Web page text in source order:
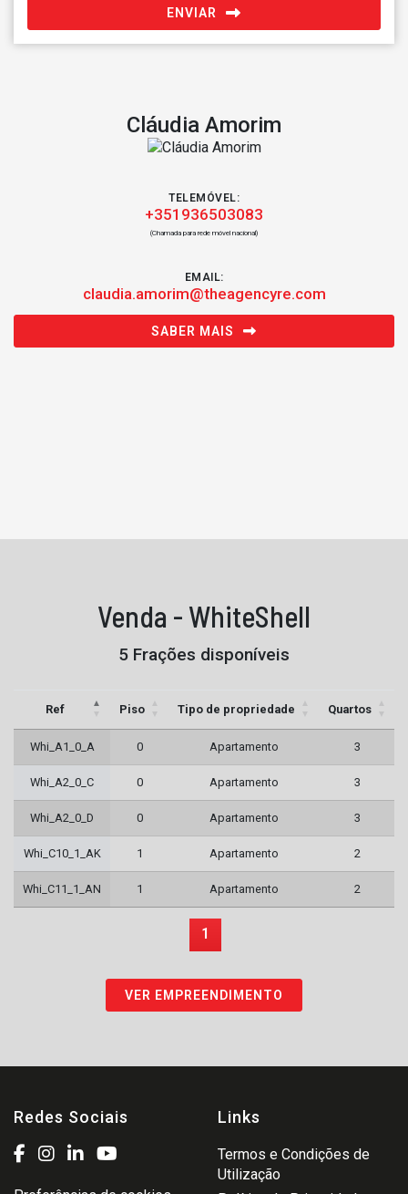
ENVIAR
Cláudia Amorim
TELEMÓVEL:
+351936503083
(Chamada para rede móvel nacional)
EMAIL:
claudia.amorim@theagencyre.com
SABER MAIS
Venda - WhiteShell
5 Frações disponíveis
Ref Piso Tipo de propriedade Quartos
Whi_A1_0_A 0 Apartamento 3
Whi_A2_0_C 0 Apartamento 3
Whi_A2_0_D 0 Apartamento 3
Whi_C10_1_AK 1 Apartamento 2
Whi_C11_1_AN 1 Apartamento 2
1
VER EMPREENDIMENTO
Redes Sociais Links
Termos e Condições de
Utilização